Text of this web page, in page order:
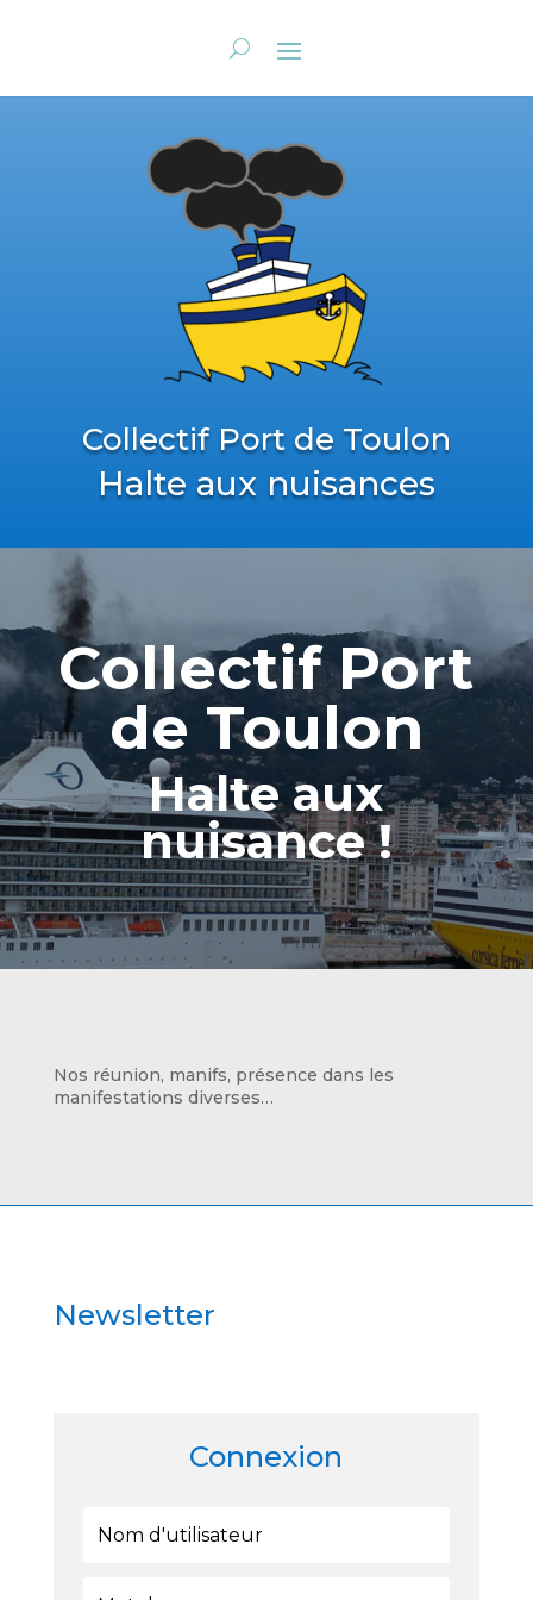
Collectif Port de Toulon
Halte aux nuisances
Collectif Port
de Toulon
Halte aux
nuisance !
Nos réunion, manifs, présence dans les
manifestations diverses…
Newsletter
Connexion